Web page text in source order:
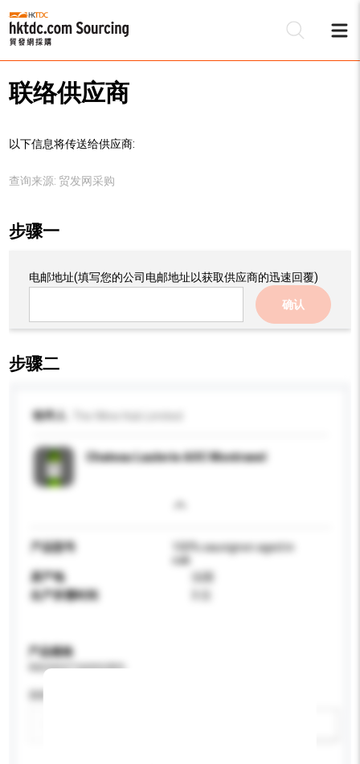
联络供应商
以下信息将传送给供应商:
查询来源: 贸发网采购
步骤一
电邮地址(填写您的公司电邮地址以获取供应商的迅速回覆)
确认
步骤二
收件人
Chateau Laulerie AOC Montravel
产品型号
100% sauvignon aged in
oak
原产地
法国
生产所需时间
产品规格
请提供您对产品的特定要求。